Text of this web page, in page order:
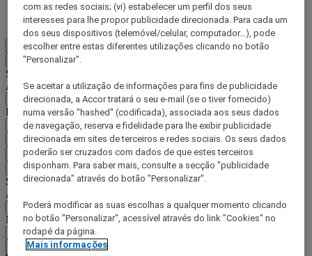
Mais
Voltar
Selecione o seu país e idioma abaixo
Área geográfica
País/região-idioma
Confirmar o meu país e idioma
EUR (€)
Voltar
Selecione a moeda abaixo
Área geográfica
Moeda
Confirmar a moeda
com as redes sociais; (vi) estabelecer um perfil dos seus
interesses para lhe propor publicidade direcionada. Para cada um
dos seus dispositivos (telemóvel/celular, computador...), pode
escolher entre estas diferentes utilizações clicando no botão
"Personalizar".
Se aceitar a utilização de informações para fins de publicidade
direcionada, a Accor tratará o seu e-mail (se o tiver fornecido)
numa versão "hashed" (codificada), associada aos seus dados
de navegação, reserva e fidelidade para lhe exibir publicidade
direcionada em sites de terceiros e redes sociais. Os seus dados
poderão ser cruzados com dados de que estes terceiros
disponham. Para saber mais, consulte a secção "publicidade
direcionada" através do botão "Personalizar".
Poderá modificar as suas escolhas a qualquer momento clicando
no botão "Personalizar", acessível através do link "Cookies" no
rodapé da página.
Mais informações